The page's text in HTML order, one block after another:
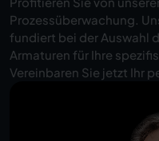
Prozessüberwachung.
fundiert bei der Auswahl
Armaturen für Ihre
Vereinbaren Sie jetzt Ihr